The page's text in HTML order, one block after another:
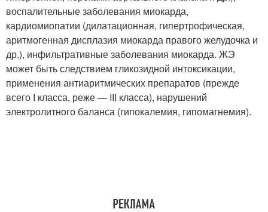
воспалительные заболевания миокарда,
кардиомиопатии (дилатационная, гипертрофическая,
аритмогенная дисплазия миокарда правого желудочка и
др.), инфильтративные заболевания миокарда. ЖЭ
может быть следствием гликозидной интоксикации,
применения антиаритмических препаратов (прежде
всего I класса, реже — III класса), нарушений
электролитного баланса (гипокалемия, гипомагнемия).